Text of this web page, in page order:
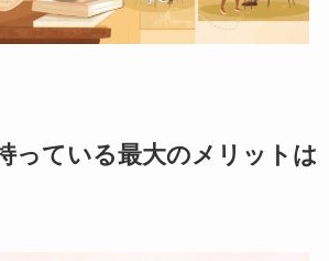
っている最大のメリットは